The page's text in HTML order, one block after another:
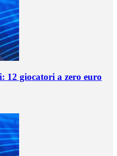
12 giocatori a zero euro